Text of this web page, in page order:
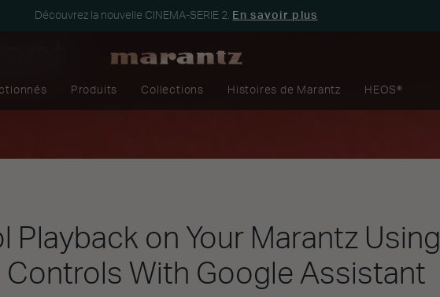
Découvrez la nouvelle CINEMA-SERIE 2. En savoir plus
Produits Collections Histoires de Marantz HEOS®
Playback on Your Marantz Using
Controls With Google Assistant